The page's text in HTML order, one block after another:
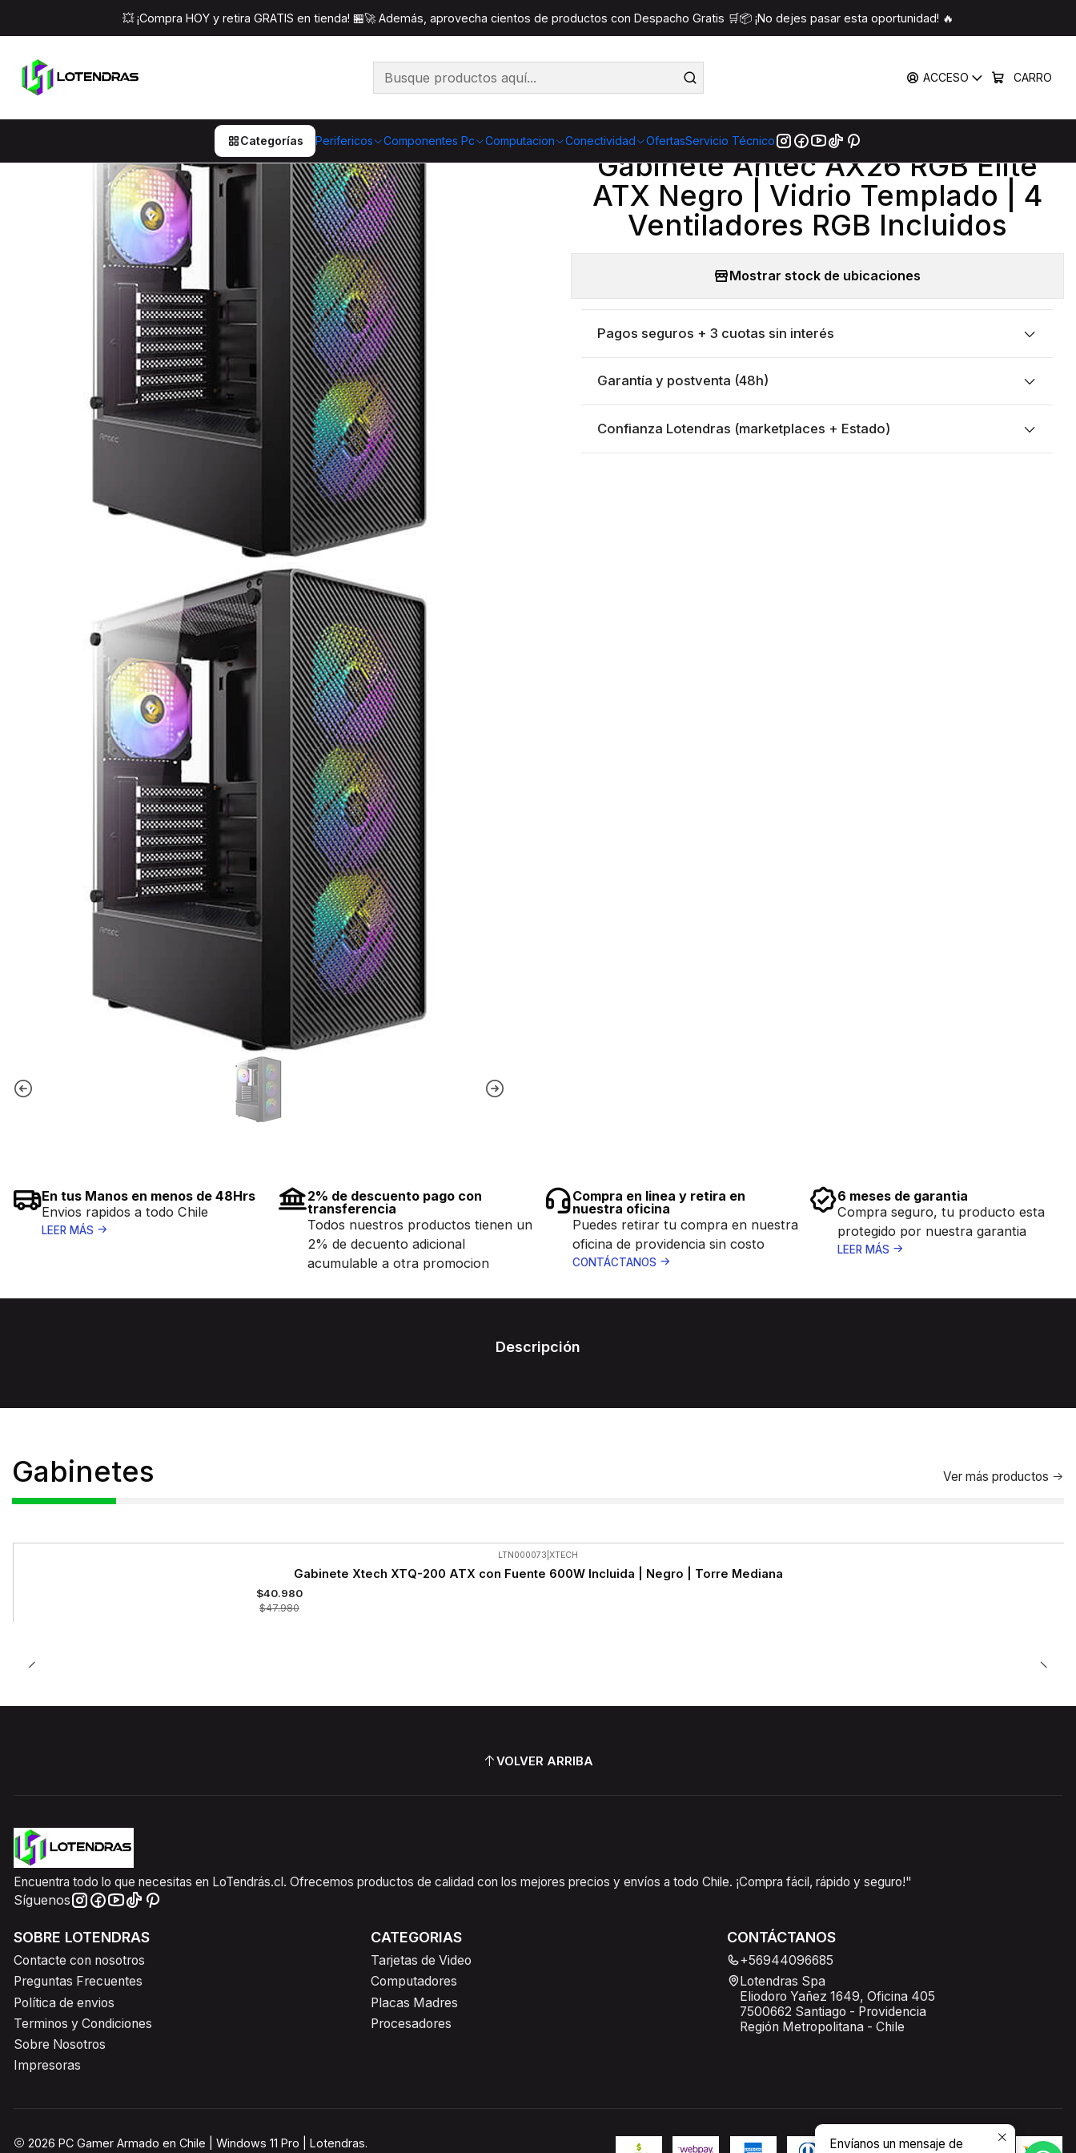
ACCESO CARRO
Categorías Perifericos Componentes Pc Computacion Conectividad OfertasServicio Técnico
💥 ¡Compra HOY y retira GRATIS en tienda! 🏪🚀 Además, aprovecha cientos de productos con Despacho Gratis 🛒📦 ¡No dejes pasar esta oportunidad! 🔥
Inicio Componentes Pc Gabinetes Gabinete Antec AX26 RGB Elite ATX Negro | Vidrio Templado | 4 Ventiladores RGB Incluidos
Cantidad
|
Gabinete Antec AX26 RGB Elite
ATX Negro | Vidrio Templado | 4
Ventiladores RGB Incluidos
Mostrar stock de ubicaciones
Pagos seguros + 3 cuotas sin interés
Garantía y postventa (48h)
Confianza Lotendras (marketplaces + Estado)
En tus Manos en menos de 48Hrs
Envios rapidos a todo Chile
LEER MÁS
2% de descuento pago con
transferencia
Todos nuestros productos tienen un
2% de decuento adicional
acumulable a otra promocion
Compra en linea y retira en
nuestra oficina
Puedes retirar tu compra en nuestra
oficina de providencia sin costo
CONTÁCTANOS
6 meses de garantia
Compra seguro, tu producto esta
protegido por nuestra garantia
LEER MÁS
Descripción
Gabinetes Ver más productos
LTN000073 XTECH
Gabinete Xtech XTQ-200 ATX con Fuente 600W Incluida | Negro | Torre Mediana
$40.980
$47.980
VOLVER ARRIBA
Encuentra todo lo que necesitas en LoTendrás.cl. Ofrecemos productos de calidad con los mejores precios y envíos a todo Chile. ¡Compra fácil, rápido y seguro!"
Síguenos
SOBRE LOTENDRAS
Contacte con nosotros
Preguntas Frecuentes
Política de envios
Terminos y Condiciones
Sobre Nosotros
Impresoras
CATEGORIAS
Tarjetas de Video
Computadores
Placas Madres
Procesadores
CONTÁCTANOS
+56944096685
Lotendras Spa
Eliodoro Yañez 1649, Oficina 405
7500662 Santiago - Providencia
Región Metropolitana - Chile
2026 PC Gamer Armado en Chile | Windows 11 Pro | Lotendras. Envíanos un mensaje de